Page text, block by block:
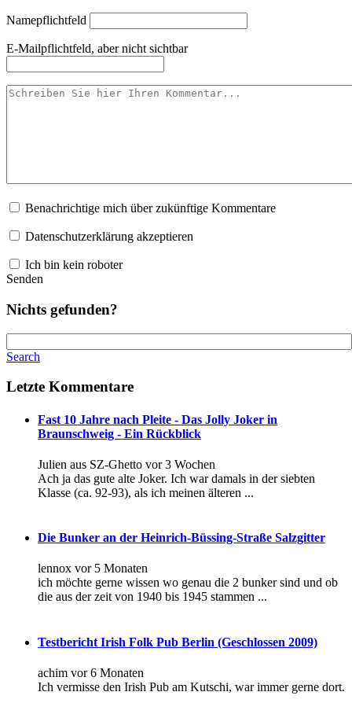
Namepflichtfeld
E-Mailpflichtfeld, aber nicht sichtbar
Benachrichtige mich über zukünftige Kommentare
Datenschutzerklärung akzeptieren
Ich bin kein roboter
Senden
Nichts gefunden?
Search
Letzte Kommentare
Fast 10 Jahre nach Pleite - Das Jolly Joker in
Braunschweig - Ein Rückblick
Julien aus SZ-Ghetto vor 3 Wochen
Ach ja das gute alte Joker. Ich war damals in der siebten
Klasse (ca. 92-93), als ich meinen älteren ...
Die Bunker an der Heinrich-Büssing-Straße Salzgitter
lennox vor 5 Monaten
ich möchte gerne wissen wo genau die 2 bunker sind und ob
die aus der zeit von 1940 bis 1945 stammen ...
Testbericht Irish Folk Pub Berlin (Geschlossen 2009)
achim vor 6 Monaten
Ich vermisse den Irish Pub am Kutschi, war immer gerne dort.